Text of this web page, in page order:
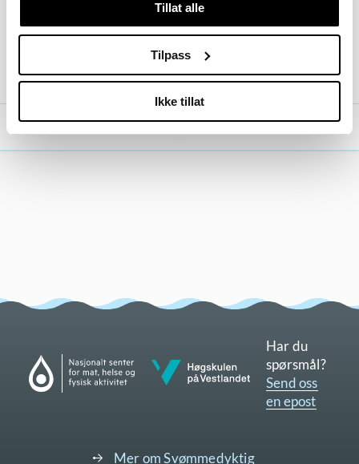
Tillat alle
Tilpass
Ikke tillat
Har du
spørsmål?
Send oss
en epost
Mer om Svømmedyktig